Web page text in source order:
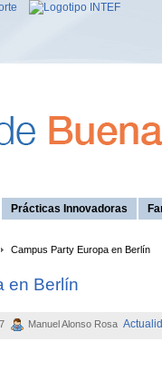
Prácticas Innovadoras
Campus Party Europa en Berlín
en Berlín
Manuel Alonso Rosa